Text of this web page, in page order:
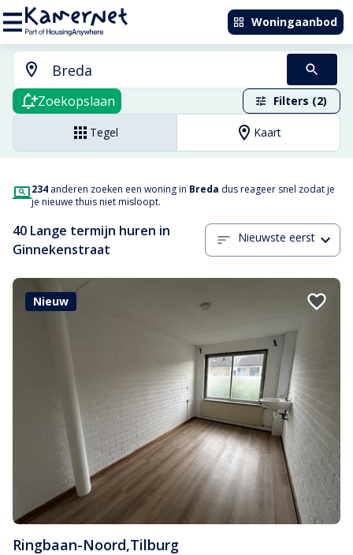
Woningaanbod
Zoekopslaan Filters (2)
Tegel Kaart
234 anderen zoeken een woning in Breda dus reageer snel zodat je
je nieuwe thuis niet misloopt.
40 Lange termijn huren in
Ginnekenstraat
Nieuwste eerst
Nieuw
Ringbaan-Noord,Tilburg